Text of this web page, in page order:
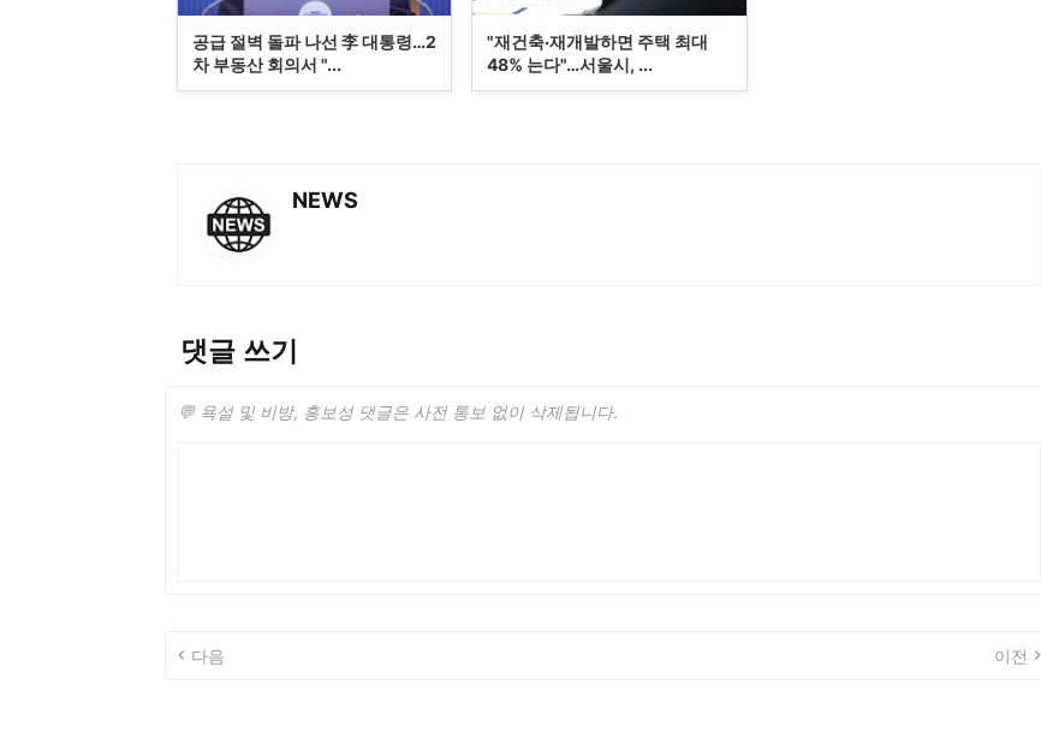
공급 절벽 돌파 나선 李 대통령…2
차 부동산 회의서 "...
"재건축·재개발하면 주택 최대
48% 는다"…서울시, ...
NEWS
댓글 쓰기
💬 욕설 및 비방, 홍보성 댓글은 사전 통보 없이 삭제됩니다.
다음 이전